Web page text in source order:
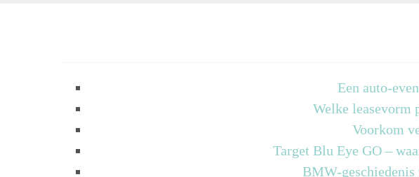
Een auto-
Welke leasevorm
Voorkom
Target Blu Eye GO –
BMW-geschiedenis